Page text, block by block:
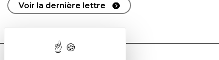
Voir la dernière lettre